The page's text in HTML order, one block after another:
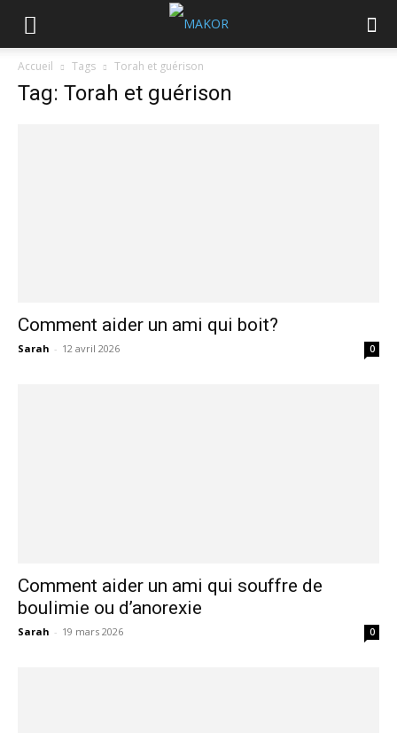
Accueil Tags Torah et guérison
Tag: Torah et guérison
Comment aider un ami qui boit?
Sarah - 12 avril 2026 0
Comment aider un ami qui souffre de
boulimie ou d’anorexie
Sarah - 19 mars 2026 0